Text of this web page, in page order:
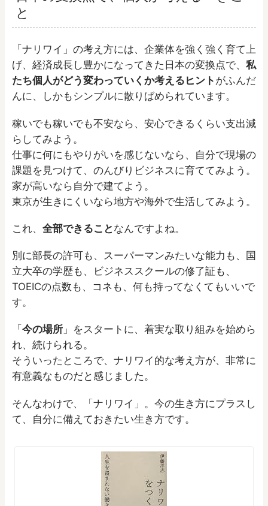
と
「ナリワイ」の考え方には、企業体を強く強く育て上
げ、経済成長し豊かになってきた日本の変換点で、 私
たち個人がどう変わっていくか考えるヒント がふんだ
んに、しかもシンプルに散りばめられています。
稼いでも稼いでも不安なら、安心できるくらい支出減
らしてみよう。
仕事に何にもやりがいを感じないなら、自分で現場の
課題を見つけて、のんびりビジネスに育ててみよう。
家が高いなら自分で建てよう。
東京が生きにくいなら地方や海外で生活してみよう。
これ、 全部できること なんですよね。
別に部長の許可も、スーパーマンみたいな能力も、国
立大卒の学歴も、ビジネススクールの修了証も、
TOEICの点数も、コネも、何も持ってなくてもいいで
す。
「 今の場所 」をスタートに、着実な取り組みを始めら
れ、続けられる。
そういったところで、ナリワイ的な考え方が、非常に
有意義なものだと感じました。
そんなわけで、「ナリワイ」。今の生き方にプラスし
て、自分に備えておきたい生き方です。